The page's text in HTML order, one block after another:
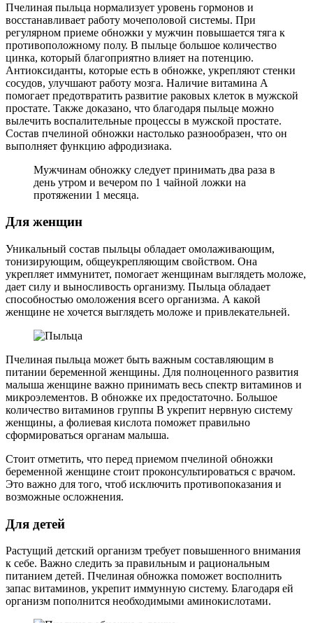
Пчелиная пыльца нормализует уровень гормонов и
восстанавливает работу мочеполовой системы. При
регулярном приеме обножки у мужчин повышается тяга к
противоположному полу. В пыльце большое количество
цинка, который благоприятно влияет на потенцию.
Антиоксиданты, которые есть в обножке, укрепляют стенки
сосудов, улучшают работу мозга. Наличие витамина А
помогает предотвратить развитие раковых клеток в мужской
простате. Также доказано, что благодаря пыльце можно
вылечить воспалительные процессы в мужской простате.
Состав пчелиной обножки настолько разнообразен, что он
выполняет функцию афродизиака.
Мужчинам обножку следует принимать два раза в
день утром и вечером по 1 чайной ложки на
протяжении 1 месяца.
Для женщин
Уникальный состав пыльцы обладает омолаживающим,
тонизирующим, общеукрепляющим свойством. Она
укрепляет иммунитет, помогает женщинам выглядеть моложе,
дает силу и выносливость организму. Пыльца обладает
способностью омоложения всего организма. А какой
женщине не хочется выглядеть моложе и привлекательней.
Пчелиная пыльца может быть важным составляющим в
питании беременной женщины. Для полноценного развития
малыша женщине важно принимать весь спектр витаминов и
микроэлементов. В обножке их предостаточно. Большое
количество витаминов группы В укрепит нервную систему
женщины, а фолиевая кислота поможет правильно
сформироваться органам малыша.
Стоит отметить, что перед приемом пчелиной обножки
беременной женщине стоит проконсультироваться с врачом.
Это важно для того, чтоб исключить противопоказания и
возможные осложнения.
Для детей
Растущий детский организм требует повышенного внимания
к себе. Важно следить за правильным и рациональным
питанием детей. Пчелиная обножка поможет восполнить
запас витаминов, укрепит иммунную систему. Благодаря ей
организм пополнится необходимыми аминокислотами.